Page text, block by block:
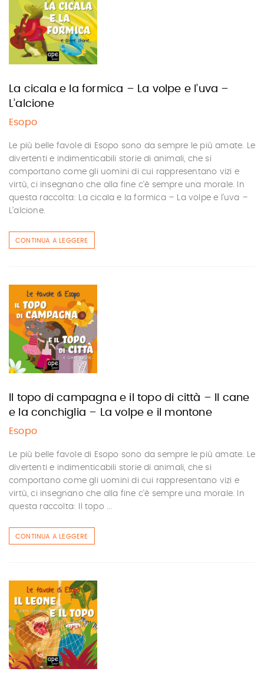
La cicala e la formica – La volpe e l’uva –
L’alcione
Esopo
Le più belle favole di Esopo sono da sempre le più amate. Le
divertenti e indimenticabili storie di animali, che si
comportano come gli uomini di cui rappresentano vizi e
virtù, ci insegnano che alla fine c'è sempre una morale. In
questa raccolta: La cicala e la formica – La volpe e l’uva –
L’alcione.
CONTINUA A LEGGERE
Il topo di campagna e il topo di città – Il cane
e la conchiglia – La volpe e il montone
Esopo
Le più belle favole di Esopo sono da sempre le più amate. Le
divertenti e indimenticabili storie di animali, che si
comportano come gli uomini di cui rappresentano vizi e
virtù, ci insegnano che alla fine c'è sempre una morale. In
questa raccolta: Il topo ...
CONTINUA A LEGGERE